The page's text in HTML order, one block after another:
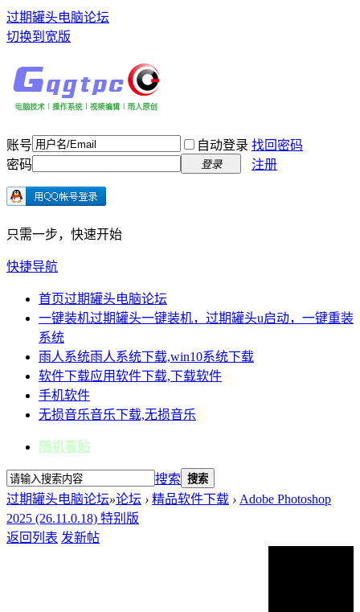
过期罐头电脑论坛
切换到宽版
账号 自动登录 找回密码
密码
登录 注册
只需一步，快速开始
快捷导航
首页过期罐头电脑论坛
一键装机过期罐头一键装机，过期罐头u启动，一键重装
系统
雨人系统雨人系统下载,win10系统下载
软件下载应用软件下载,下载软件
手机软件
无损音乐音乐下载,无损音乐
随机看贴
搜索 搜索
过期罐头电脑论坛»论坛 › 精品软件下载 › Adobe Photoshop
2025 (26.11.0.18) 特别版
返回列表 发新帖